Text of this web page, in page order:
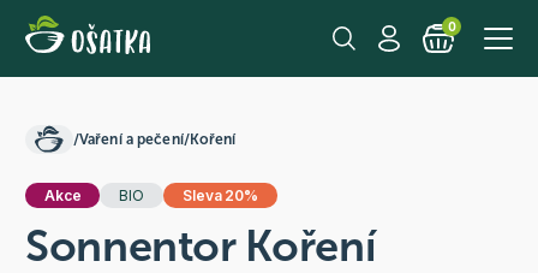
0
/Vaření a pečení/Koření
Akce BIO Sleva 20%
Sonnentor Koření